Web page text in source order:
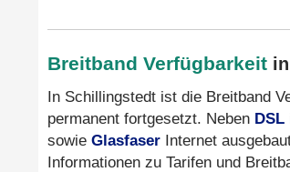
Breitband Verfügbarkeit
In Schillingstedt ist die Breitband
permanent fortgesetzt. Neben DSL
sowie Glasfaser Internet
Informationen zu Tarifen und